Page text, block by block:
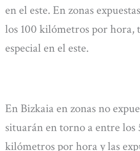
en el este. En zonas
los 100 kilómetros por hora,
especial en el este.
En Bizkaia en zonas no
situarán en torno a entre los
kilómetros por hora y las